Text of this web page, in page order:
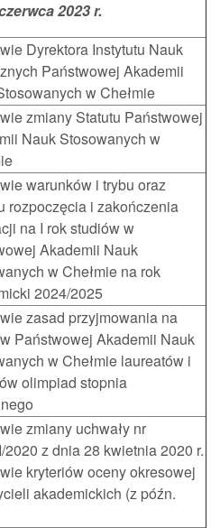
2023 r.
Dyrektora Instytutu Nauk
Państwowej Akademii
w Chełmie
zmiany Statutu Państwowej
Nauk Stosowanych w
warunków i trybu oraz
rozpoczęcia i zakończenia
na I rok studiów w
Akademii Nauk
w Chełmie na rok
2024/2025
zasad przyjmowania na
Państwowej Akademii Nauk
w Chełmie laureatów i
olimpiad stopnia
zmiany uchwały nr
2020 z dnia 28 kwietnia 2020 r.
kryteriów oceny okresowej
akademickich (z późn.